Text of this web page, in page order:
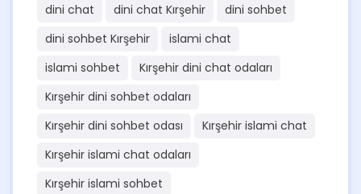
dini chat dini chat Kırşehir
dini sohbet
dini sohbet Kırşehir
islami chat
islami sohbet
Kırşehir dini chat odaları
Kırşehir dini sohbet odaları
Kırşehir dini sohbet odası
Kırşehir islami chat
Kırşehir islami chat odaları
Kırşehir islami sohbet